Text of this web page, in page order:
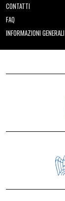
CONTATTI
FAQ
INFORMAZIONI GENERALI